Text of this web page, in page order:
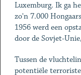
Luxemburg. Ik ga
zo'n 7.000
1956 werd een
door de Sovjet-
Tussen de
potentiële